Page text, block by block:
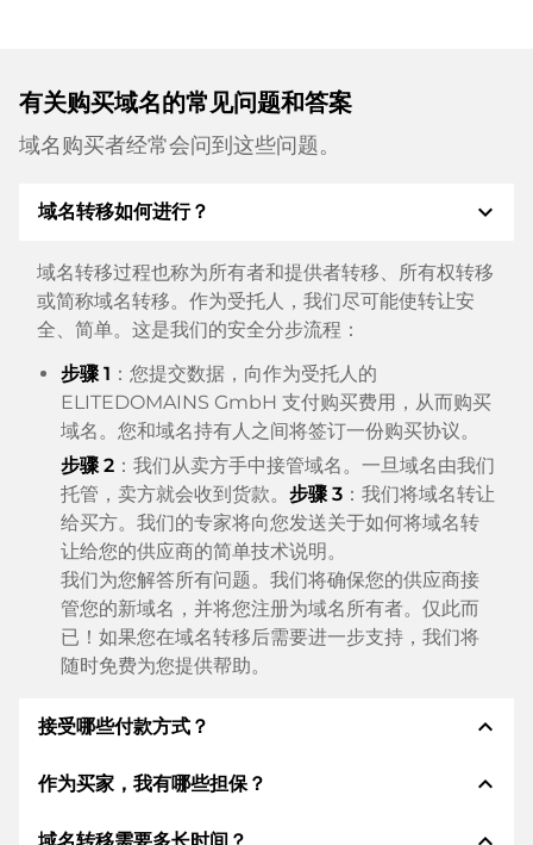
有关购买域名的常见问题和答案
域名购买者经常会问到这些问题。
域名转移如何进行？ expand_more
域名转移过程也称为所有者和提供者转移、所有权转移
或简称域名转移。作为受托人，我们尽可能使转让安
全、简单。这是我们的安全分步流程：
步骤 1 ：您提交数据，向作为受托人的
ELITEDOMAINS GmbH 支付购买费用，从而购买
域名。您和域名持有人之间将签订一份购买协议。
步骤 2 ：我们从卖方手中接管域名。一旦域名由我们
托管，卖方就会收到货款。 步骤 3 ：我们将域名转让
给买方。我们的专家将向您发送关于如何将域名转
让给您的供应商的简单技术说明。
我们为您解答所有问题。我们将确保您的供应商接
管您的新域名，并将您注册为域名所有者。仅此而
已！如果您在域名转移后需要进一步支持，我们将
随时免费为您提供帮助。
接受哪些付款方式？ expand_less
我们使用 SEPA 作为预付费，并使用 STRIPE 作为支
作为买家，我有哪些担保？ expand_less